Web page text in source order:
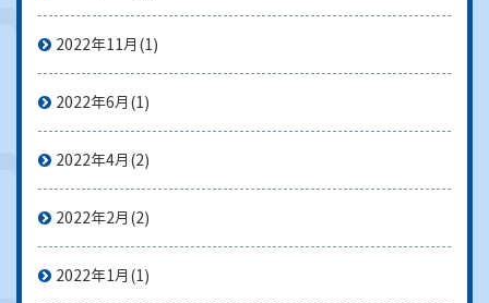
2022年11月 (1)
2022年6月 (1)
2022年4月 (2)
2022年2月 (2)
2022年1月 (1)